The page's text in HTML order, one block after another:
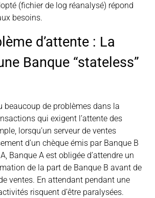
(fichier de log réanalysé) répond
besoins.
d’attente : La
Banque “stateless”
beaucoup de problèmes dans la
qui exigent l’attente des
lorsqu’un serveur de ventes
d’un chèque émis par Banque B
Banque A est obligée d’attendre un
de la part de Banque B avant de
ventes. En attendant pendant une
risquent d’être paralysées.